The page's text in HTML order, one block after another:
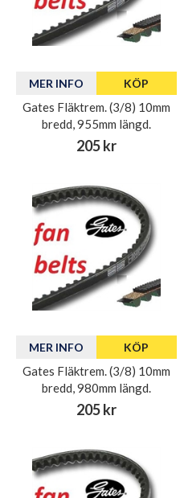
MER INFO KÖP
Gates Fläktrem. (3/8) 10mm
bredd, 955mm längd.
205 kr
MER INFO KÖP
Gates Fläktrem. (3/8) 10mm
bredd, 980mm längd.
205 kr